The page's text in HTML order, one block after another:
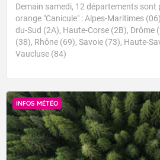
Demain samedi, 12 départements sont
orange "Canicule" : Alpes-Maritimes
du-Sud (2A), Haute-Corse (2B), Drôme
(38), Rhône (69), Savoie (73), Haute-
Vaucluse (84)
INFOS MÉTÉO